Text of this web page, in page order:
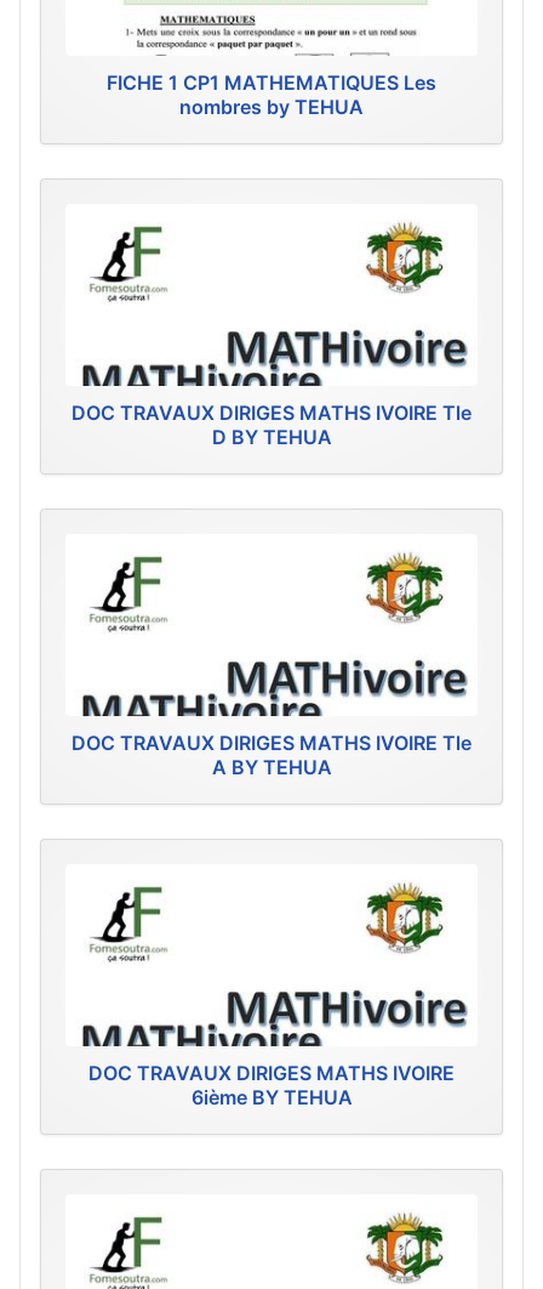
FICHE 1 CP1 MATHEMATIQUES Les
nombres by TEHUA
DOC TRAVAUX DIRIGES MATHS IVOIRE Tle
D BY TEHUA
DOC TRAVAUX DIRIGES MATHS IVOIRE Tle
A BY TEHUA
DOC TRAVAUX DIRIGES MATHS IVOIRE
6ième BY TEHUA